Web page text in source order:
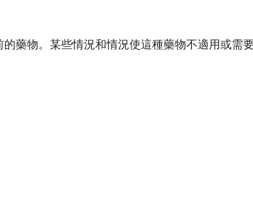
藥物。某些情況和情況使這種藥物不適用或需要